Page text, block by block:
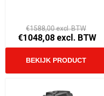
€1588,00 excl. BTW
€1048,08 excl. BTW